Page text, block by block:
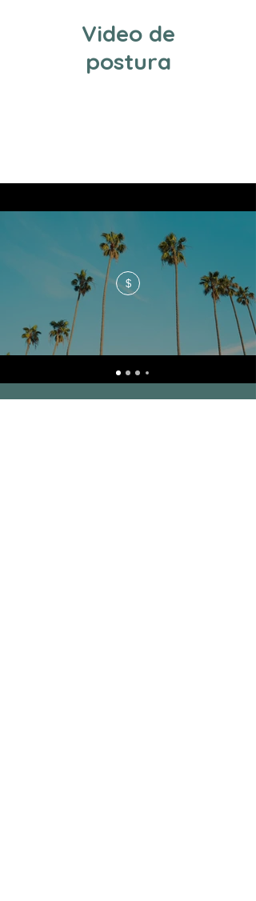
Video de
postura
$